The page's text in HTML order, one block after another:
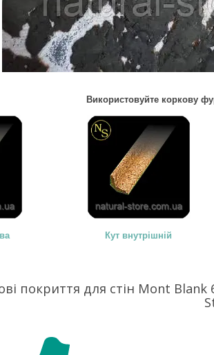
Використовуйте коркову
Кут внутрішній
покриття для стін Mont